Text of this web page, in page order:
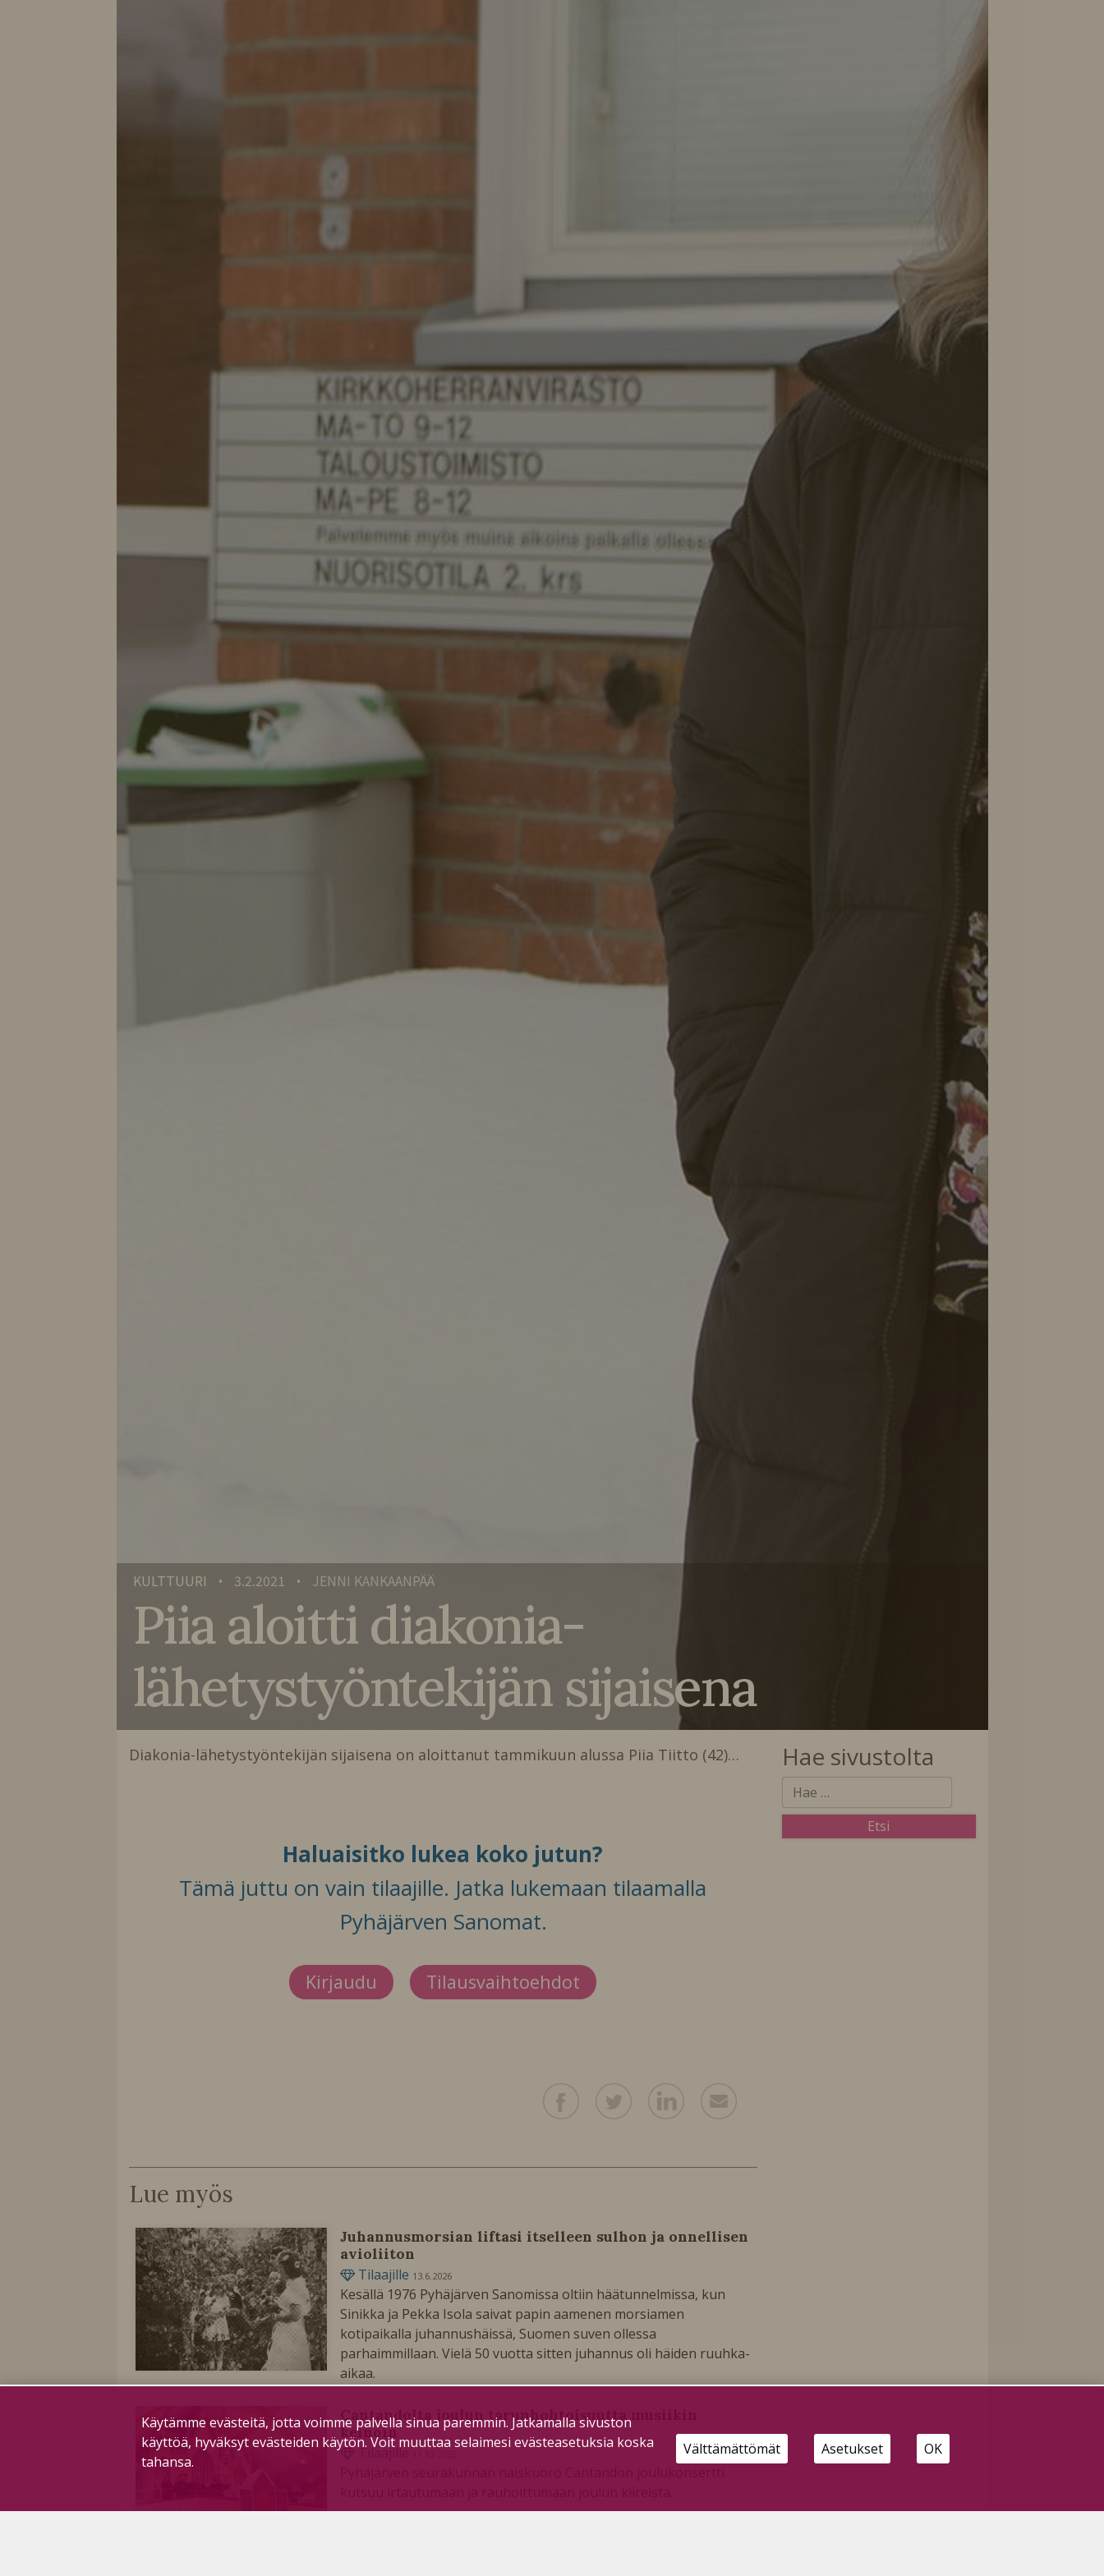
KULTTUURI • 3.2.2021 • JENNI KANKAANPÄÄ
Piia aloitti diakonia-
lähetystyöntekijän sijaisena
Diakonia-lähetystyöntekijän sijaisena on aloittanut tammikuun alussa Piia Tiitto (42)…
Haluaisitko lukea koko jutun?
Tämä juttu on vain tilaajille. Jatka lukemaan tilaamalla
Pyhäjärven Sanomat.
Kirjaudu Tilausvaihtoehdot
Lue myös
Juhannusmorsian liftasi itselleen sulhon ja onnellisen
avioliiton
Tilaajille 13.6.2026
Kesällä 1976 Pyhäjärven Sanomissa oltiin häätunnelmissa, kun
Sinikka ja Pekka Isola saivat papin aamenen morsiamen
kotipaikalla juhannushäissä, Suomen suven ollessa
parhaimmillaan. Vielä 50 vuotta sitten juhannus oli häiden ruuhka-
aikaa.
Cantandolta joulun tarunhohtoisuutta musiikin
keinoin
Tilaajille
Hae sivustolta
Käytämme evästeitä, jotta voimme palvella sinua paremmin. Jatkamalla sivuston
käyttöä, hyväksyt evästeiden käytön. Voit muuttaa selaimesi evästeasetuksia koska
tahansa.
Välttämättömät Asetukset OK